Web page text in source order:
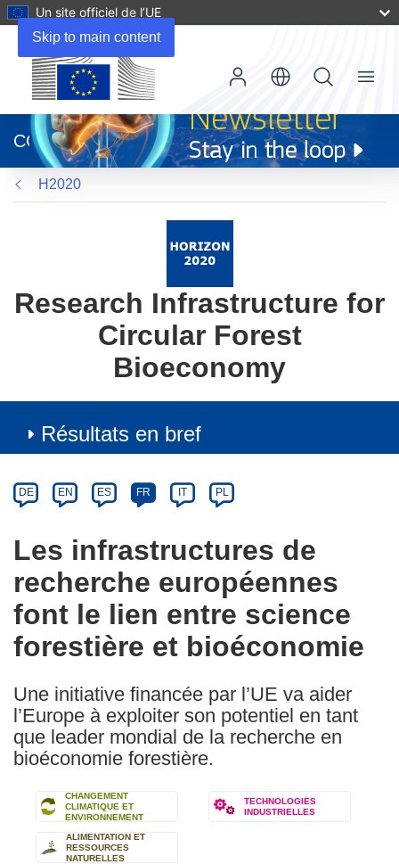
Skip to main content
Un site officiel de l’UE
dans
une
nouvelle
fenêtre)
CORDIS
Menu
H2020
Research Infrastructure for
Circular Forest
Bioeconomy
Résultats en bref
Category
Article
available
the
following
languages:
DE EN ES FR IT PL
Les infrastructures de
recherche européennes
font le lien entre science
forestière et bioéconomie
Une initiative financée par l’UE va aider
l’Europe à exploiter son potentiel en tant
que leader mondial de la recherche en
bioéconomie forestière.
CHANGEMENT
CLIMATIQUE ET
ENVIRONNEMENT
TECHNOLOGIES
INDUSTRIELLES
ALIMENTATION ET
RESSOURCES
NATURELLES